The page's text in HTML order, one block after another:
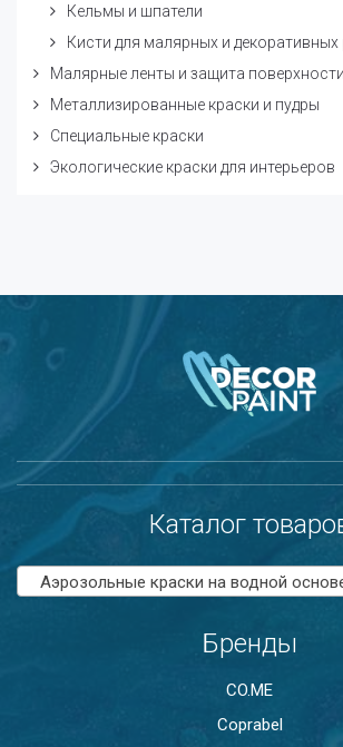
Кельмы и шпатели
Кисти для малярных и декоративных
Малярные ленты и защита поверхности
Металлизированные краски и пудры
Специальные краски
Экологические краски для интерьеров
Каталог
Аэрозольные краски на водной основе
Бренды
CO.ME
Coprabel